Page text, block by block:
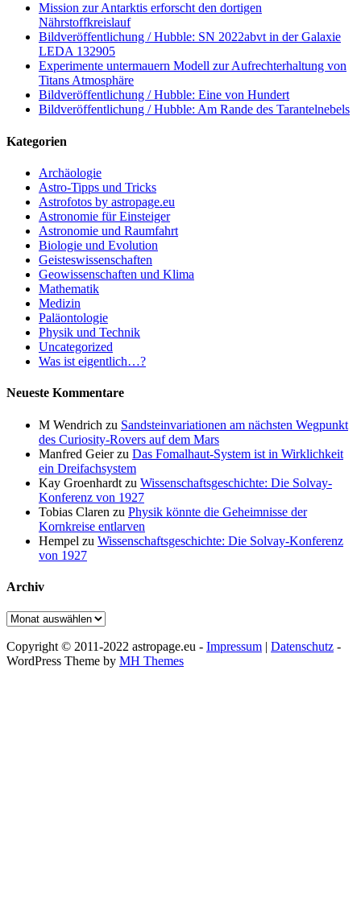
Mission zur Antarktis erforscht den dortigen
Nährstoffkreislauf
Bildveröffentlichung / Hubble: SN 2022abvt in der Galaxie
LEDA 132905
Experimente untermauern Modell zur Aufrechterhaltung von
Titans Atmosphäre
Bildveröffentlichung / Hubble: Eine von Hundert
Bildveröffentlichung / Hubble: Am Rande des Tarantelnebels
Kategorien
Archäologie
Astro-Tipps und Tricks
Astrofotos by astropage.eu
Astronomie für Einsteiger
Astronomie und Raumfahrt
Biologie und Evolution
Geisteswissenschaften
Geowissenschaften und Klima
Mathematik
Medizin
Paläontologie
Physik und Technik
Uncategorized
Was ist eigentlich…?
Neueste Kommentare
M Wendrich zu Sandsteinvariationen am nächsten Wegpunkt
des Curiosity-Rovers auf dem Mars
Manfred Geierzu Das Fomalhaut-System ist in Wirklichkeit
ein Dreifachsystem
Kay Groenhardt zu Wissenschaftsgeschichte: Die Solvay-
Konferenz von 1927
Tobias Claren zu Physik könnte die Geheimnisse der
Kornkreise entlarven
Hempel zu Wissenschaftsgeschichte: Die Solvay-Konferenz
von 1927
Archiv
Archiv
Copyright © 2011-2022 astropage.eu - Impressum | Datenschutz -
WordPress Theme by MH Themes